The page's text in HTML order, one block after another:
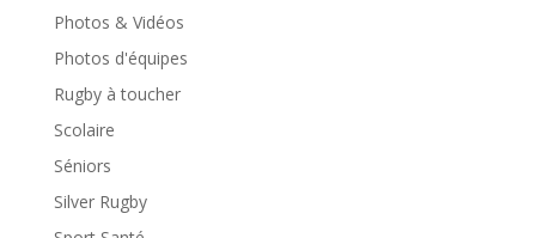
Photos & Vidéos
Photos d'équipes
Rugby à toucher
Scolaire
Séniors
Silver Rugby